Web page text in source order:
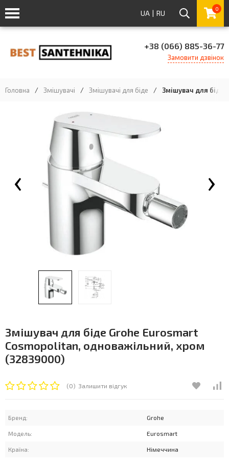
UA | RU 0
+38 (066) 885-36-77
Замовити дзвінок
Головна / Змішувачі / Змішувачі для біде / Змішувач для біде
‹ ›
Змішувач для біде Grohe Eurosmart
Cosmopolitan, одноважільний, хром
(32839000)
(0) Залишити відгук
Бренд: Grohe
Модель: Eurosmart
Країна: Німеччина